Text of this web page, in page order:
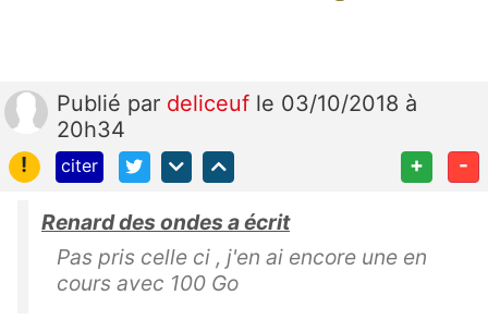
Publié par deliceuf le 03/10/2018 à
20h34
!
citer + -
Renard des ondes a écrit
Pas pris celle ci , j'en ai encore une en
cours avec 100 Go